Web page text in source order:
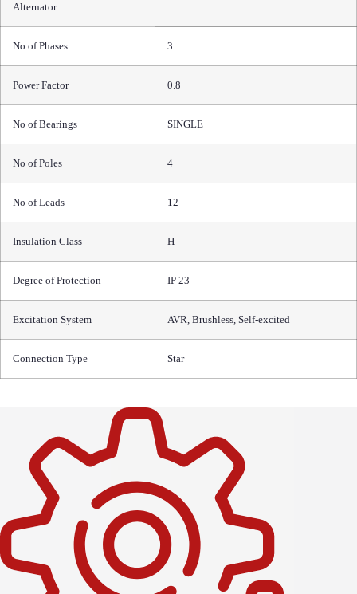
Alternator
No of Phases 3
Power Factor 0.8
No of Bearings SINGLE
No of Poles 4
No of Leads 12
Insulation Class H
Degree of Protection IP 23
Excitation System AVR, Brushless, Self-excited
Connection Type Star